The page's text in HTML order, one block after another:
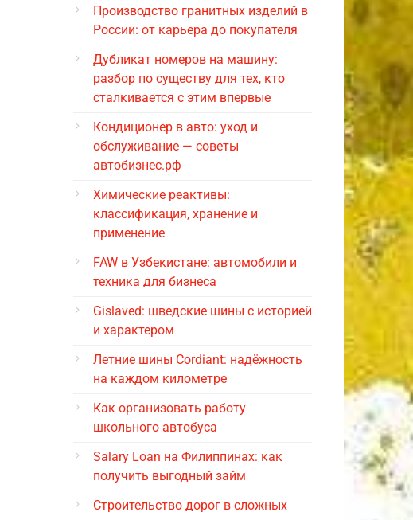
Производство гранитных изделий в
России: от карьера до покупателя
Дубликат номеров на машину:
разбор по существу для тех, кто
сталкивается с этим впервые
Кондиционер в авто: уход и
обслуживание — советы
автобизнес.рф
Химические реактивы:
классификация, хранение и
применение
FAW в Узбекистане: автомобили и
техника для бизнеса
Gislaved: шведские шины с историей
и характером
Летние шины Cordiant: надёжность
на каждом километре
Как организовать работу
школьного автобуса
Salary Loan на Филиппинах: как
получить выгодный займ
Строительство дорог в сложных